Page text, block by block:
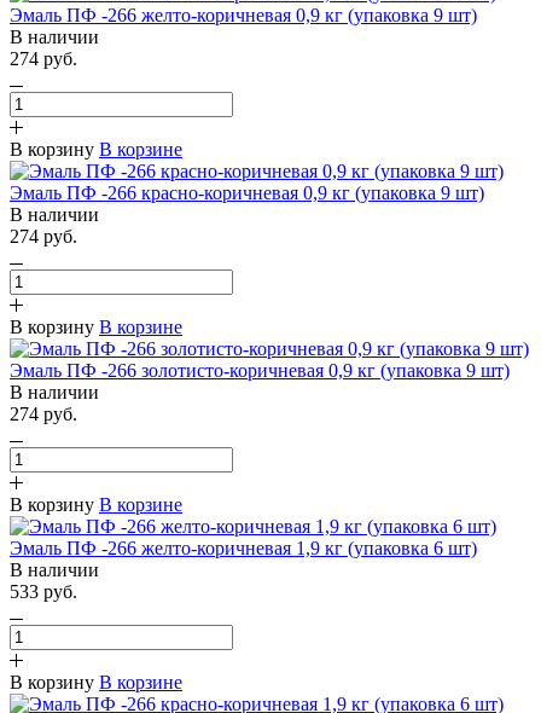
Эмаль ПФ -266 желто-коричневая 0,9 кг (упаковка 9 шт)
В наличии
274 руб.
В корзину В корзине
Эмаль ПФ -266 красно-коричневая 0,9 кг (упаковка 9 шт)
В наличии
274 руб.
В корзину В корзине
Эмаль ПФ -266 золотисто-коричневая 0,9 кг (упаковка 9 шт)
В наличии
274 руб.
В корзину В корзине
Эмаль ПФ -266 желто-коричневая 1,9 кг (упаковка 6 шт)
В наличии
533 руб.
В корзину В корзине